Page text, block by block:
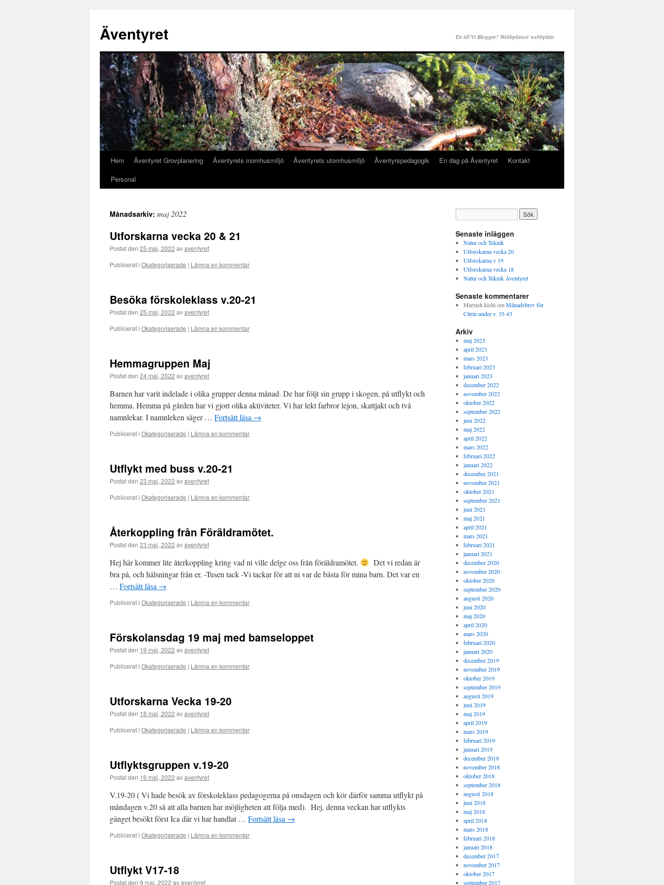
Äventyret En till Vi Bloggar! Webbplatser webbplats
Hoppa
Hem Äventyret Grovplanering Äventyrets inomhusmiljö Äventyrets utomhusmiljö Äventyrspedagogik En dag på Äventyret
Kontakt
Personal
Månadsarkiv: maj 2022
Utforskarna vecka 20 & 21
Postat den 25 maj, 2022 avaventyret
Publicerat i Okategoriserade | Lämna en kommentar
Besöka förskoleklass v.20-21
Postat den 25 maj, 2022 avaventyret
Publicerat i Okategoriserade | Lämna en kommentar
Hemmagruppen Maj
Postat den 24 maj, 2022 avaventyret
Barnen har varit indelade i olika grupper denna månad. De har följt sin grupp i skogen, på utflykt och
hemma. Hemma på gården har vi gjort olika aktiviteter. Vi har lekt farbror lejon, skattjakt och två
namnlekar. I namnleken säger … Fortsätt läsa →
Publicerat i Okategoriserade | Lämna en kommentar
Utflykt med buss v.20-21
Postat den 23 maj, 2022 avaventyret
Publicerat i Okategoriserade | Lämna en kommentar
Återkoppling från Föräldramötet.
Postat den 23 maj, 2022 avaventyret
Hej här kommer lite återkoppling kring vad ni ville delge oss från föräldramötet.
Det vi redan är
bra på, och hälsningar från er. -Tusen tack -Vi tackar för att ni var de bästa för mina barn. Det var en
… Fortsätt läsa →
Publicerat i Okategoriserade | Lämna en kommentar
Förskolansdag 19 maj med bamseloppet
Postat den 19 maj, 2022 avaventyret
Publicerat i Okategoriserade | Lämna en kommentar
Utforskarna Vecka 19-20
Postat den 18 maj, 2022 avaventyret
Publicerat i Okategoriserade | Lämna en kommentar
Utflyktsgruppen v.19-20
Postat den 16 maj, 2022 avaventyret
V.19-20 ( Vi hade besök av förskoleklass pedagogerna på onsdagen och kör därför samma utflykt på
måndagen v.20 så att alla barnen har möjligheten att följa med). Hej, denna veckan har utflykts
gänget besökt först Ica där vi har handlat … Fortsätt läsa →
Publicerat i Okategoriserade | Lämna en kommentar
Utflykt V17-18
Postat den 9 maj, 2022 avaventyret
Senaste inläggen
Natur och Teknik
Utforskarna vecka 20
Utforskarna v 19
Utforskarna vecka 18
Natur och Teknik Äventyret
Senaste kommentarer
Marzieh kishi omMånadsbrev för
Citrin under v. 35-43
Arkiv
maj 2023
april 2023
mars 2023
februari 2023
januari 2023
december 2022
november 2022
oktober 2022
september 2022
juni 2022
maj 2022
april 2022
mars 2022
februari 2022
januari 2022
december 2021
november 2021
oktober 2021
september 2021
juni 2021
maj 2021
april 2021
mars 2021
februari 2021
januari 2021
december 2020
november 2020
oktober 2020
september 2020
augusti 2020
juni 2020
maj 2020
april 2020
mars 2020
februari 2020
januari 2020
december 2019
november 2019
oktober 2019
september 2019
augusti 2019
juni 2019
maj 2019
april 2019
mars 2019
februari 2019
januari 2019
december 2018
november 2018
oktober 2018
september 2018
augusti 2018
juni 2018
maj 2018
april 2018
mars 2018
februari 2018
januari 2018
december 2017
november 2017
oktober 2017
september 2017